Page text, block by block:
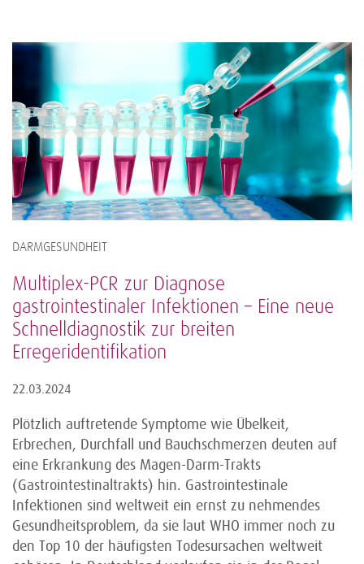
DARMGESUNDHEIT
Multiplex-PCR zur Diagnose
gastrointestinaler Infektionen – Eine neue
Schnelldiagnostik zur breiten
Erregeridentifikation
22.03.2024
Plötzlich auftretende Symptome wie Übelkeit,
Erbrechen, Durchfall und Bauchschmerzen deuten auf
eine Erkrankung des Magen-Darm-Trakts
(Gastrointestinaltrakts) hin. Gastrointestinale
Infektionen sind weltweit ein ernst zu nehmendes
Gesundheitsproblem, da sie laut WHO immer noch zu
den Top 10 der häufigsten Todesursachen weltweit